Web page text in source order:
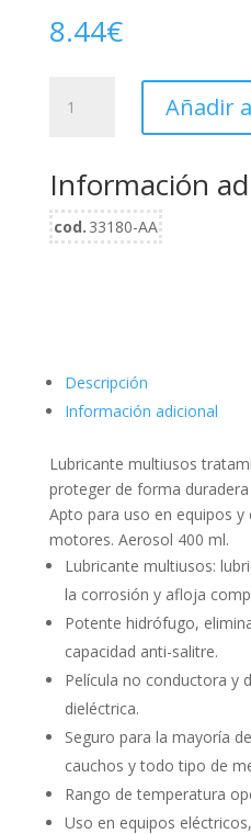
8.44€
PLUS
STRAW
Lubricante
multiusos
Añadir
Información
cod. 33180-AA
Descripción
Información adicional
Lubricante multiusos
proteger de forma
Apto para uso en equipos
motores. Aerosol 400 ml.
Lubricante multiusos:
la corrosión y afloja
Potente hidrófugo,
capacidad anti-salitre.
Película no conductora y
dieléctrica.
Seguro para la mayoría
cauchos y todo tipo de
Rango de temperatura
Uso en equipos